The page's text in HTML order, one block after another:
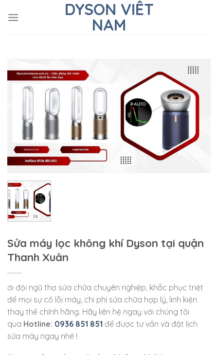
DYSON VIÊT
NAM
Sửa máy lọc không khí Dyson tại quận
Thanh Xuân
ới đội ngũ thợ sửa chữa chuyên nghiệp, khắc phục triệt
để mọi sự cố lỗi máy, chi phí sửa chữa hợp lý, linh kiện
thay thế chính hãng. Hãy liên hệ ngay với chúng tôi
qua Hotline: 0936 851 851 để được tư vấn và đặt lịch
sửa máy ngay nhé !